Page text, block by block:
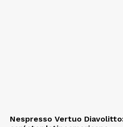
Nespresso Vertuo